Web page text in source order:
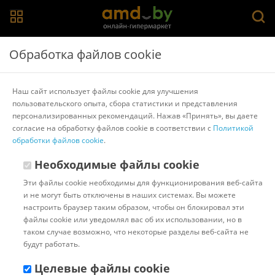
Главная > Каталог товаров Процессоры
AMD AMD Athlon AMD Ryzen 3 AMD Ryzen 5
AMD Ryzen 7
AMD Ryzen 9
AMD Ryzen Threadripper Intel
Intel Celeron
Intel Core i3
Intel Core i5 Intel Core i7
Intel Core i9
Intel Pentium
Показать/скрыть все
Сортировать: Популярные
Код:24886 Под заказ
Процессор Intel Pentium Gold
Обработка файлов cookie
Наш сайт использует файлы cookie для улучшения
пользовательского опыта, сбора статистики и представления
персонализированных рекомендаций. Нажав «Принять», вы даете
согласие на обработку файлов cookie в соответствии с Политикой
обработки файлов cookie.
Необходимые файлы cookie
Эти файлы cookie необходимы для функционирования веб-сайта
и не могут быть отключены в наших системах. Вы можете
настроить браузер таким образом, чтобы он блокировал эти
файлы cookie или уведомлял вас об их использовании, но в
таком случае возможно, что некоторые разделы веб-сайта не
будут работать.
Целевые файлы cookie